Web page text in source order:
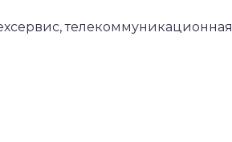
телекоммуникационная